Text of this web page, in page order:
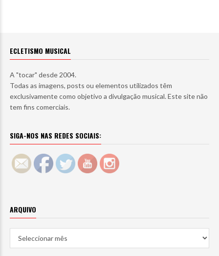
ECLETISMO MUSICAL
A "tocar" desde 2004.
Todas as imagens, posts ou elementos utilizados têm
exclusivamente como objetivo a divulgação musical. Este site não
tem fins comerciais.
SIGA-NOS NAS REDES SOCIAIS:
ARQUIVO